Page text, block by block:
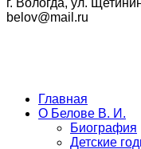
г. Вологда, ул.
belov@mail.ru
Главная
О Белове В. И.
Биография
Детские